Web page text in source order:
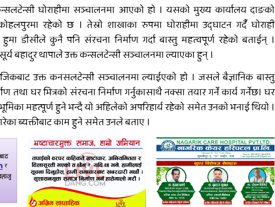
१७ किलोमिटर दाङमै धागोबाट ‘ए फर
एप्पलदेखि जेठ फर जेब्रा’
बनाउनेहरु
केन्द्र अनुदान
आरोपमा
मेयरसहित ११
मुद्दा
६ महिनाअघि सजिएकी बेहुली,
६ महिनापछि सडकमा अस्ताइन्
घोराहीमा सञ्चालनमा आएको हो । यसको मुख्य कार्यालय दाङको
रहेको छ । तेस्रो शाखाका रुपमा घोराहीमा उद्घाटन गर्दै घोराही
डीसीले कुनै पनि संरचना निर्माण गर्दा बास्तु महत्वपूर्ण रहेको बताईन् ।
बहादुर थापाले उक्त कन्सलटेन्सी सञ्चालनमा ल्याएका हुन् ।
उक्त कनसलटेन्सी सञ्चालनमा ल्याईएको हो । जसले बैज्ञानिक बास्तु
तथा घर भित्रको संरचना निर्माण गर्नुकासाथै नक्सा तयार गर्ने कार्य गर्नेछ। घर
भूमिका महत्पूर्ण हुने भन्दै यो अहिलेको अपरिहार्य रहेको समेत उनको भनाई थियो ।
ब्यक्तीबाट काम हुने समेत उनले बताए ।